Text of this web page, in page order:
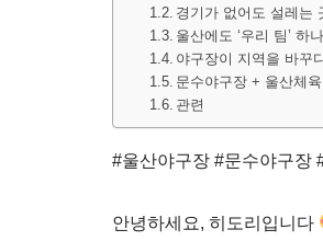
경기가 없어도 설레는
울산에도 ‘우리 팀’ 하
야구장이 지역을 바꾸
문수야구장 + 울산체
관련
#울산야구장 #문수야구장
안녕하세요, 히도리입니다